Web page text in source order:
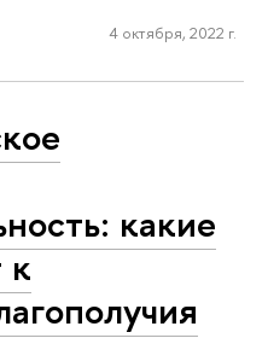
4 октября, 2022 г.
какие
к